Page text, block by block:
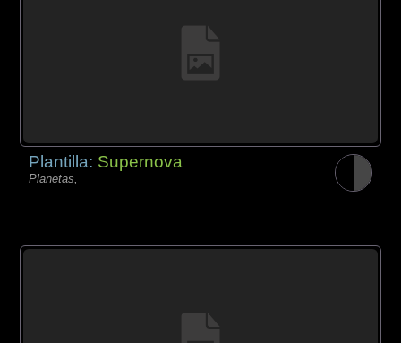
Plantilla: Supernova
Planetas,